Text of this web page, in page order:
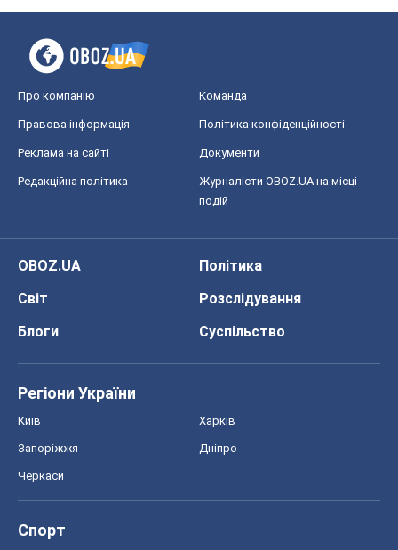
Про компанію Команда
Правова інформація Політика конфіденційності
Реклама на сайті Документи
Редакційна політика
Журналісти OBOZ.UA на місці
подій
OBOZ.UA
Політика
Світ
Розслідування
Блоги
Суспільство
Регіони України
Київ Харків
Запоріжжя Дніпро
Черкаси
Спорт